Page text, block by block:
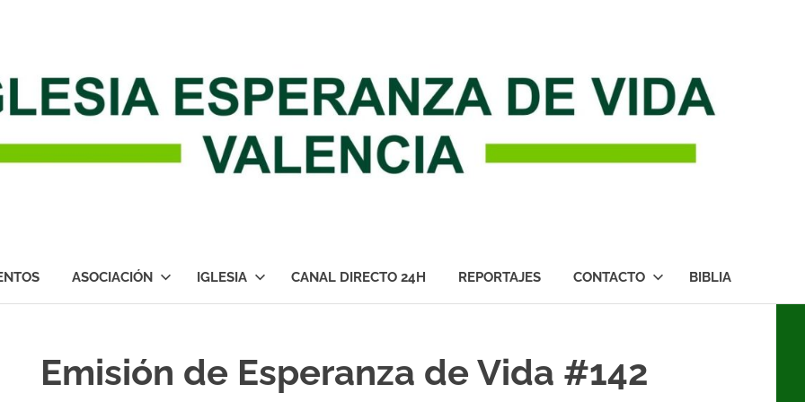
ASOCIACIÓN IGLESIA CANAL DIRECTO 24H REPORTAJES CONTACTO BIBLIA
Emisión de Esperanza de Vida #142